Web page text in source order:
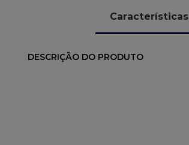
Características
DESCRIÇÃO DO PRODUTO